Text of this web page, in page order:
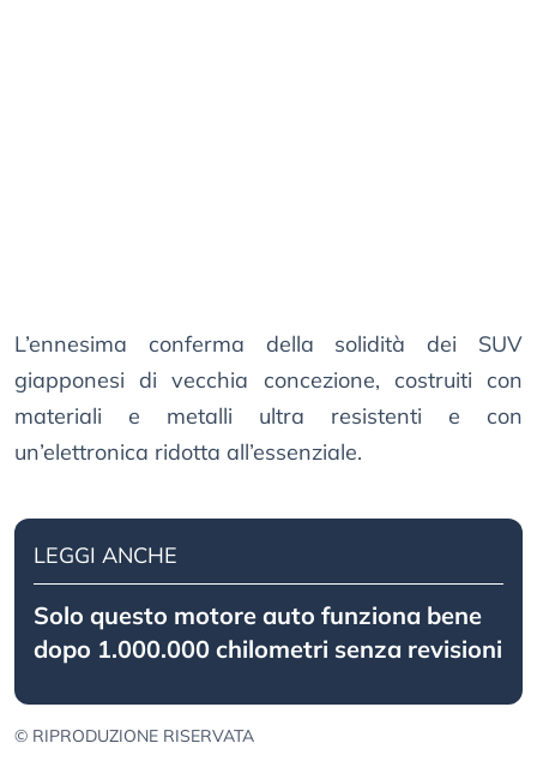
L’ennesima conferma della solidità dei SUV
giapponesi di vecchia concezione, costruiti con
materiali e metalli ultra resistenti e con
un’elettronica ridotta all’essenziale.
LEGGI ANCHE
Solo questo motore auto funziona bene
dopo 1.000.000 chilometri senza revisioni
© RIPRODUZIONE RISERVATA